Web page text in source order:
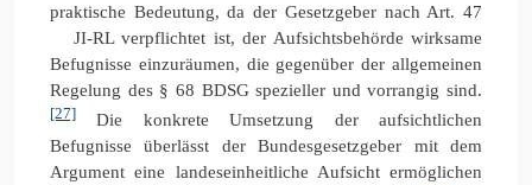
praktische Bedeutung, da der Gesetzgeber nach Art. 47
JI-RL verpflichtet ist, der Aufsichtsbehörde wirksame
Befugnisse einzuräumen, die gegenüber der allgemeinen
Regelung des § 68 BDSG spezieller und vorrangig sind.
[27] Die konkrete Umsetzung der aufsichtlichen
Befugnisse überlässt der Bundesgesetzgeber mit dem
Argument eine landeseinheitliche Aufsicht ermöglichen